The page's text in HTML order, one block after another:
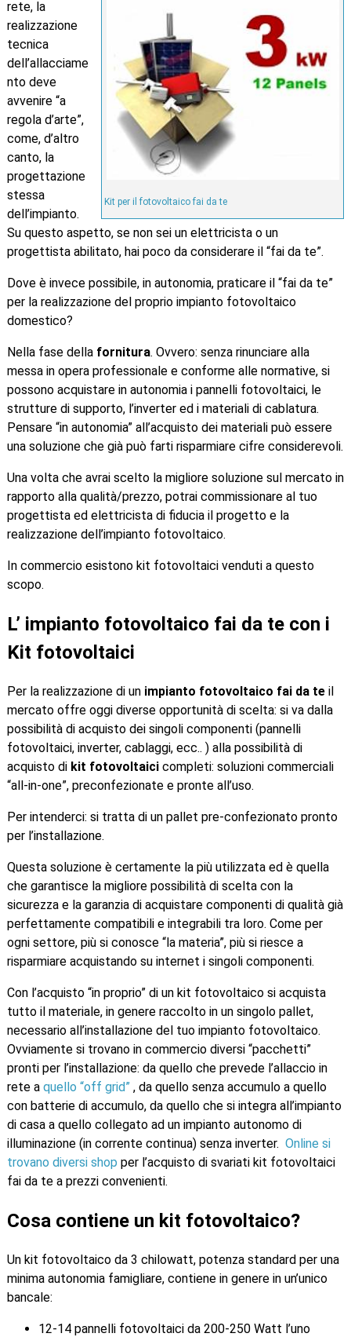
Kit per il fotovoltaico fai da te
rete, la
realizzazione
tecnica
dell’allacciame
nto deve
avvenire “a
regola d’arte”,
come, d’altro
canto, la
progettazione
stessa
dell’impianto.
Su questo aspetto, se non sei un elettricista o un
progettista abilitato, hai poco da considerare il “fai da te”.
Dove è invece possibile, in autonomia, praticare il “fai da te”
per la realizzazione del proprio impianto fotovoltaico
domestico?
Nella fase della fornitura. Ovvero: senza rinunciare alla
messa in opera professionale e conforme alle normative, si
possono acquistare in autonomia i pannelli fotovoltaici, le
strutture di supporto, l’inverter ed i materiali di cablatura.
Pensare “in autonomia” all’acquisto dei materiali può essere
una soluzione che già può farti risparmiare cifre considerevoli.
Una volta che avrai scelto la migliore soluzione sul mercato in
rapporto alla qualità/prezzo, potrai commissionare al tuo
progettista ed elettricista di fiducia il progetto e la
realizzazione dell’impianto fotovoltaico.
In commercio esistono kit fotovoltaici venduti a questo
scopo.
L’ impianto fotovoltaico fai da te con i
Kit fotovoltaici
Per la realizzazione di un impianto fotovoltaico fai da teil
mercato offre oggi diverse opportunità di scelta: si va dalla
possibilità di acquisto dei singoli componenti (pannelli
fotovoltaici, inverter, cablaggi, ecc.. ) alla possibilità di
acquisto di kit fotovoltaicicompleti: soluzioni commerciali
“all-in-one”, preconfezionate e pronte all’uso.
Per intenderci: si tratta di un pallet pre-confezionato pronto
per l’installazione.
Questa soluzione è certamente la più utilizzata ed è quella
che garantisce la migliore possibilità di scelta con la
sicurezza e la garanzia di acquistare componenti di qualità già
perfettamente compatibili e integrabili tra loro. Come per
ogni settore, più si conosce “la materia”, più si riesce a
risparmiare acquistando su internet i singoli componenti.
Con l’acquisto “in proprio” di un kit fotovoltaico si acquista
tutto il materiale, in genere raccolto in un singolo pallet,
necessario all’installazione del tuo impianto fotovoltaico.
Ovviamente si trovano in commercio diversi “pacchetti”
pronti per l’installazione: da quello che prevede l’allaccio in
rete a quello “off grid”, da quello senza accumulo a quello
con batterie di accumulo, da quello che si integra all’impianto
di casa a quello collegato ad un impianto autonomo di
illuminazione (in corrente continua) senza inverter. Online si
trovano diversi shop per l’acquisto di svariati kit fotovoltaici
fai da te a prezzi convenienti.
Cosa contiene un kit fotovoltaico?
Un kit fotovoltaico da 3 chilowatt, potenza standard per una
minima autonomia famigliare, contiene in genere in un’unico
bancale:
12-14 pannelli fotovoltaici da 200-250 Watt l’uno